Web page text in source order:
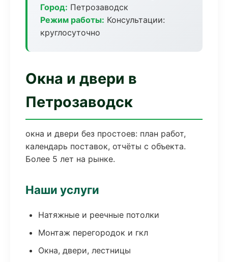
Город: Петрозаводск
Режим работы: Консультации:
круглосуточно
Окна и двери в
Петрозаводск
окна и двери без простоев: план работ,
календарь поставок, отчёты с объекта.
Более 5 лет на рынке.
Наши услуги
Натяжные и реечные потолки
Монтаж перегородок и гкл
Окна, двери, лестницы